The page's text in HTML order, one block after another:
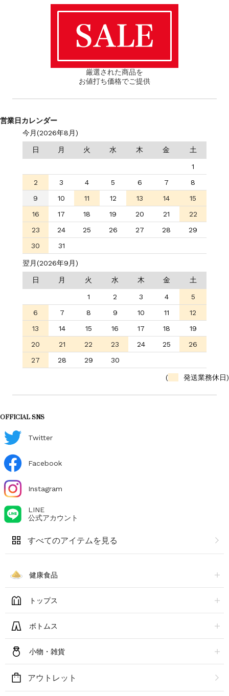
厳選された商品を
お値打ち価格でご提供
営業日カレンダー
今月(2026年8月)
日 月 火 水 木 金 土
1
2
3 4 5 6 7
8
9
10 11 12 13 14
15
16
17 18 19 20 21
22
23
24 25 26 27 28
29
30
31
翌月(2026年9月)
日 月 火 水 木 金 土
1 2 3 4
5
6
7 8 9 10 11
12
13
14 15 16 17 18
19
20
21 22 23 24 25
26
27
28 29 30
( 発送業務休日)
OFFICIAL SNS
Twitter
Facebook
Instagram
LINE
公式アカウント
すべてのアイテムを見る
健康食品
トップス
ボトムス
小物・雑貨
アウトレット